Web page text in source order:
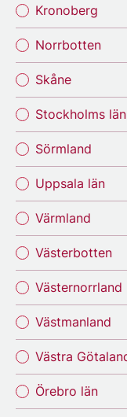
Kronoberg
Norrbotten
Skåne
Stockholms län
Sörmland
Uppsala län
Värmland
Västerbotten
Västernorrland
Västmanland
Västra
Örebro län